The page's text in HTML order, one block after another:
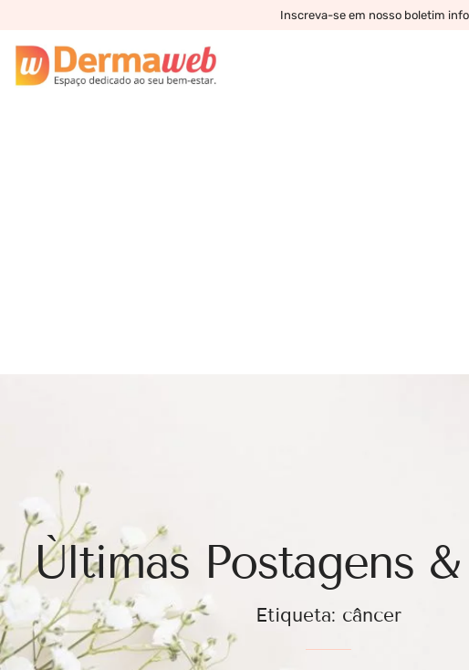
Inscreva-se em nosso boletim
Ùltimas Postagens
Etiqueta: câncer